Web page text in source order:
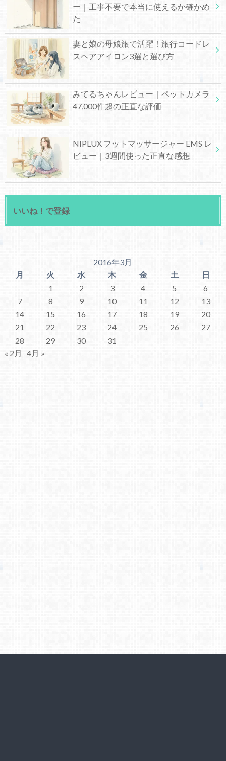
ー｜工事不要で本当に使えるか確かめ
た
妻と娘の母娘旅で活躍！旅行コードレ
スヘアアイロン3選と選び方
みてるちゃんレビュー｜ペットカメラ
47,000件超の正直な評価
NIPLUX フットマッサージャー EMS レ
ビュー｜3週間使った正直な感想
いいね！で登録
2016年3月
月
火 水 木 金 土
日
1
2 3 4 5
6
7
8 9 10 11 12
13
14
15 16 17 18 19
20
21
22 23 24 25 26
27
28
29 30
31
« 2月
4月 »